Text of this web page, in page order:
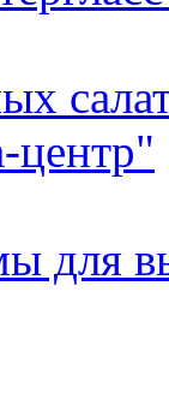
центр"
для